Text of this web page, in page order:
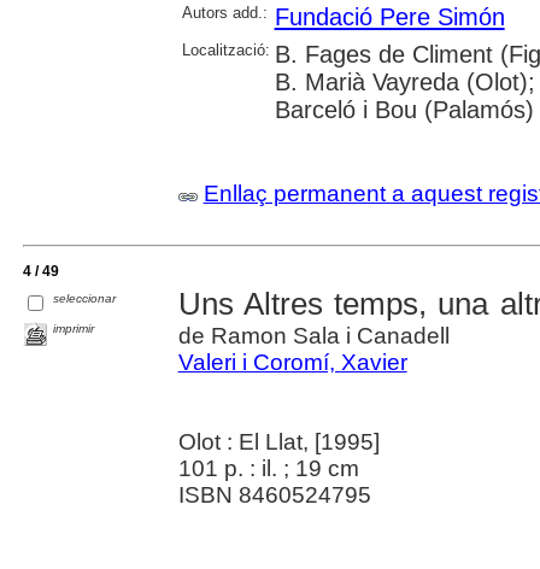
Autors add.: Fundació Pere Simón
Localització: B. Fages de Climent
B. Marià Vayreda
Barceló i Bou (Palamós)
Enllaç permanent a aquest
4 / 49
seleccionar
imprimir
Uns Altres temps, una
de Ramon Sala i Canadell
Valeri i Coromí, Xavier
Olot : El Llat, [1995]
101 p. : il. ; 19 cm
ISBN 8460524795